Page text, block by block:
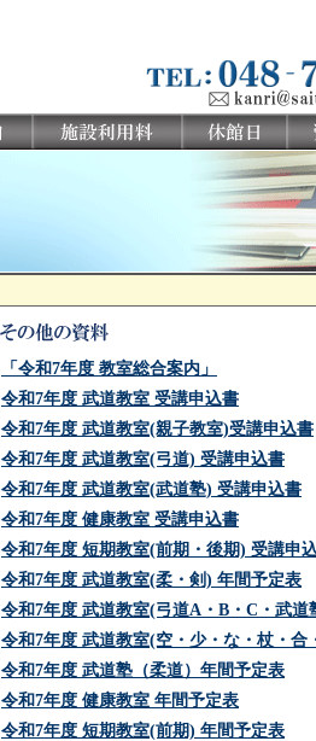
「令和7年度 教室総合案内」
令和7年度 武道教室 受講申込書
令和7年度 武道教室(親子教室)受講申込書
令和7年度 武道教室(弓道) 受講申込書
令和7年度 武道教室(武道塾) 受講申込書
令和7年度 健康教室 受講申込書
令和7年度 短期教室(前期・後期) 受講申
令和7年度 武道教室(柔・剣) 年間予定表
令和7年度 武道教室(弓道A・B・C・武道
令和7年度 武道教室(空・少・な・杖・合
令和7年度 武道塾（柔道）年間予定表
令和7年度 健康教室 年間予定表
令和7年度 短期教室(前期) 年間予定表